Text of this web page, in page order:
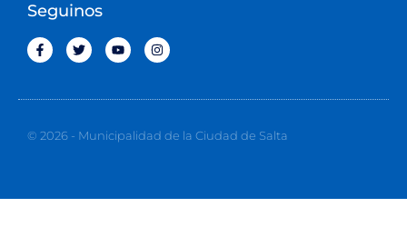
Seguinos
© 2026 - Municipalidad de la Ciudad de Salta